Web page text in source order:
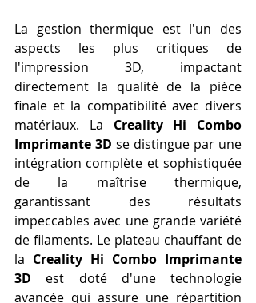
La gestion thermique est l'un des
aspects les plus critiques de
l'impression 3D, impactant
directement la qualité de la pièce
finale et la compatibilité avec divers
matériaux. La Creality Hi Combo
Imprimante 3D se distingue par une
intégration complète et sophistiquée
de la maîtrise thermique,
garantissant des résultats
impeccables avec une grande variété
de filaments. Le plateau chauffant de
la Creality Hi Combo Imprimante
3D est doté d'une technologie
avancée qui assure une répartition